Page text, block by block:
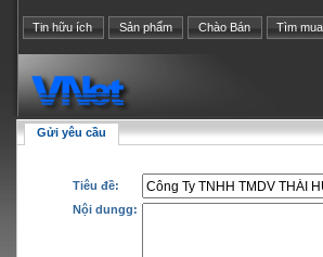
Tin hữu ích Sản phẩm Chào Bán Tìm mua
Gửi yêu cầu
Tiêu đề:
Nội dungg: